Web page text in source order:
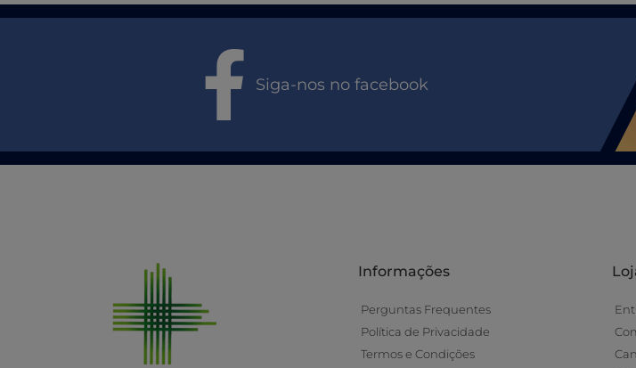
Siga-nos no facebook
Informações
Perguntas Frequentes
Política de Privacidade
Termos e Condições